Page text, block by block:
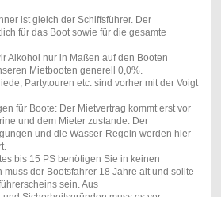
ist gleich der Schiffsführer. Der
für das Boot sowie für die gesamte
Alkohol nur in Maßen auf den Booten
Mietbooten generell 0,0%.
Partytouren etc. sind vorher mit der Voigt
für Boote: Der Mietvertrag kommt erst vor
und dem Mieter zustande. Der
und die Wasser-Regeln werden hier
bis 15 PS benötigen Sie in keinen
muss der Bootsfahrer 18 Jahre alt und sollte
sein. Aus